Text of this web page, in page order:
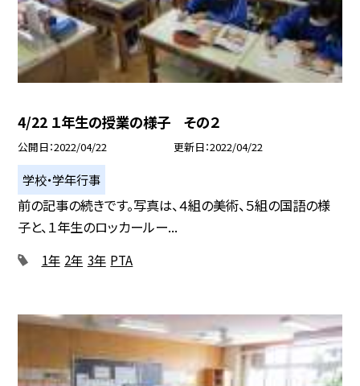
4/22 １年生の授業の様子 その２
公開日 2022/04/22 更新日 2022/04/22
学校・学年行事
前の記事の続きです。写真は、４組の美術、５組の国語の様
子と、１年生のロッカールー...
1年 2年 3年 PTA